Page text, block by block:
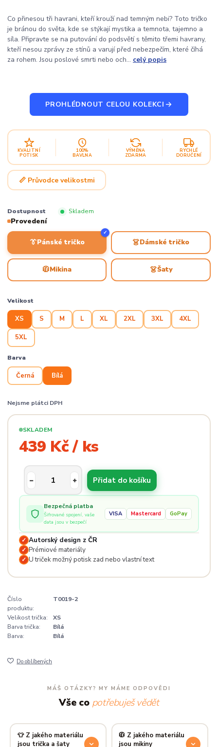
Co přinesou tři havrani, kteří krouží nad temným nebi? Toto tričko
je bránou do světa, kde se stýkají mystika a temnota, tajemno a
síla. Připravte se na putování do podsvětí s těmito třemi havrany,
kteří nesou zprávy ze stínů a varují před nebezpečím, které číhá
za rohem. Jsou poslové smrti nebo och... celý popis
PROHLÉDNOUT CELOU KOLEKCI
KVALITNÍ
POTISK
100%
BAVLNA
VÝMĚNA
ZDARMA
RYCHLÉ
DORUČENÍ
📏 Průvodce velikostmi
Dostupnost Skladem
Provedení
👔Pánské tričko
✓
👗Dámské tričko
🧥Mikina 👗Šaty
Velikost
XS S M L XL 2XL 3XL 4XL
5XL
Barva
Černá Bílá
Nejsme plátci DPH
SKLADEM
439 Kč / ks
Přidat do košíku
Bezpečná platba
Šifrované spojení, vaše
data jsou v bezpečí
VISA Mastercard GoPay
✓ Autorský design z ČR
✓ Prémiové materiály
✓ U triček možný potisk zad nebo vlastní text
Číslo
produktu:
T0019-2
Velikost trička:
XS
Barva trička:
Bílá
Barva:
Bílá
Do oblíbených
MÁŠ OTÁZKY? MY MÁME ODPOVĚDI
Vše co potřebuješ vědět
👕 Z jakého materiálu
jsou trička a šaty
🧥 Z jakého materiálu
jsou mikiny